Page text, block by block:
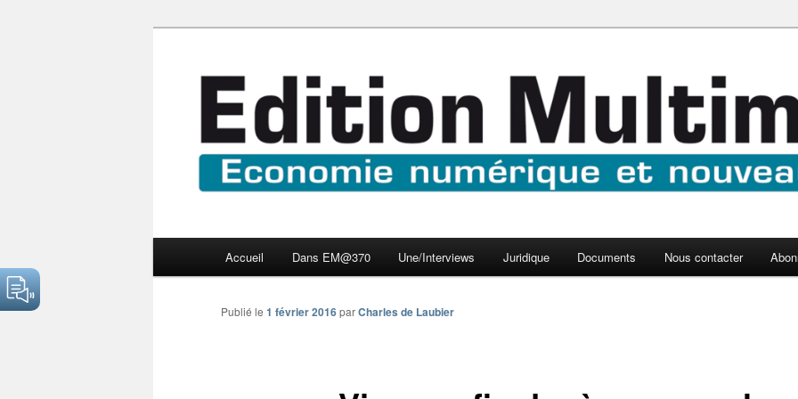
Edition Multimédi@
Accueil Dans EM@370 Une/Interviews Juridique Documents Nous contacter
Publié le 1 février 2016parCharles de Laubier